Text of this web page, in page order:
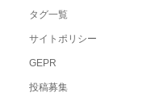
タグ一覧
サイトポリシー
GEPR
投稿募集